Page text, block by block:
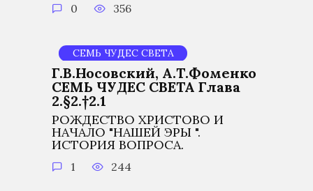
0 356
СЕМЬ ЧУДЕС СВЕТА
Г.В.Носовский, А.Т.Фоменко
СЕМЬ ЧУДЕС СВЕТА Глава
2.§2.†2.1
РОЖДЕСТВО ХРИСТОВО И
НАЧАЛО "НАШЕЙ ЭРЫ ".
ИСТОРИЯ ВОПРОСА.
1 244